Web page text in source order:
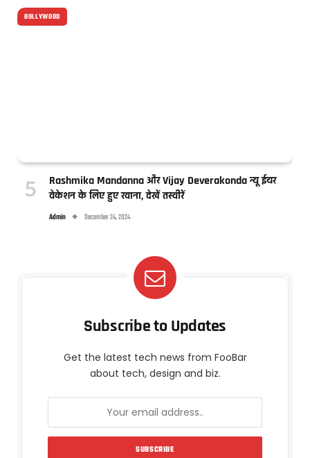
BOLLYWOOD
Rashmika Mandanna और Vijay Deverakonda न्यू ईयर
वेकेशन के लिए हुए रवाना, देखें तस्वीरें
Admin December 24, 2024
Subscribe to Updates
Get the latest tech news from FooBar
about tech, design and biz.